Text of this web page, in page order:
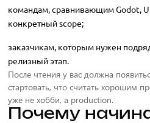
командам, сравнивающим Godot,
конкретный scope;
заказчикам, которым нужен
релизный этап.
После чтения у вас должна
стартовать, что считать хорошим
уже не хобби, а production.
Почему